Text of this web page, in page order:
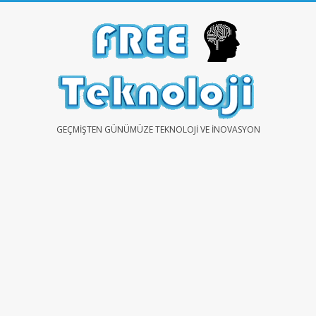
FREEGEÇMIŞTEN GÜNÜMÜZE TEKNOLOJI VE İNOVASYON